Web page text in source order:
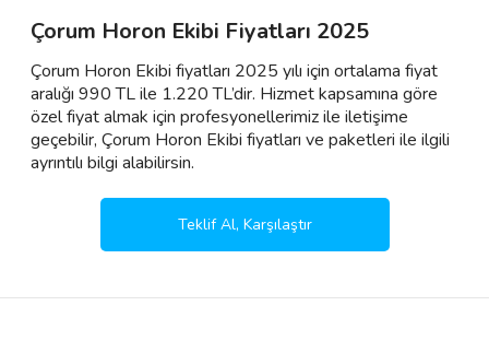
Çorum Horon Ekibi Fiyatları 2025
Çorum Horon Ekibi fiyatları 2025 yılı için ortalama fiyat
aralığı 990 TL ile 1.220 TL’dir. Hizmet kapsamına göre
özel fiyat almak için profesyonellerimiz ile iletişime
geçebilir, Çorum Horon Ekibi fiyatları ve paketleri ile ilgili
ayrıntılı bilgi alabilirsin.
Teklif Al, Karşılaştır